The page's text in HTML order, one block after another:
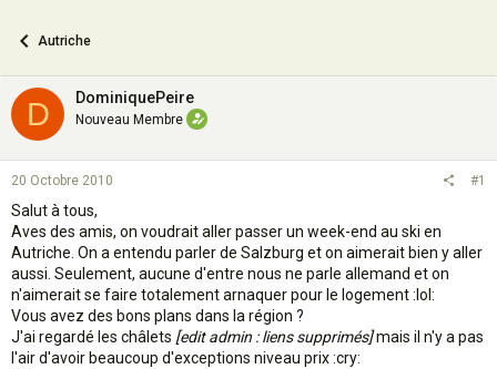
Autriche
D DominiquePeire
Nouveau Membre
20 Octobre 2010 #1
Salut à tous,
Aves des amis, on voudrait aller passer un week-end au ski en
Autriche. On a entendu parler de Salzburg et on aimerait bien y aller
aussi. Seulement, aucune d'entre nous ne parle allemand et on
n'aimerait se faire totalement arnaquer pour le logement :lol:
Vous avez des bons plans dans la région ?
J'ai regardé les châlets [edit admin : liens supprimés]mais il n'y a pas
l'air d'avoir beaucoup d'exceptions niveau prix :cry: